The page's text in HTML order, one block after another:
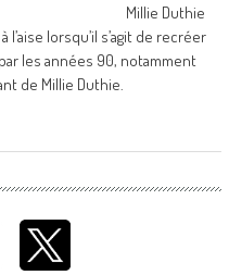
Millie Duthie
lorsqu’il s’agit de recréer
les années 90, notamment
de Millie Duthie.